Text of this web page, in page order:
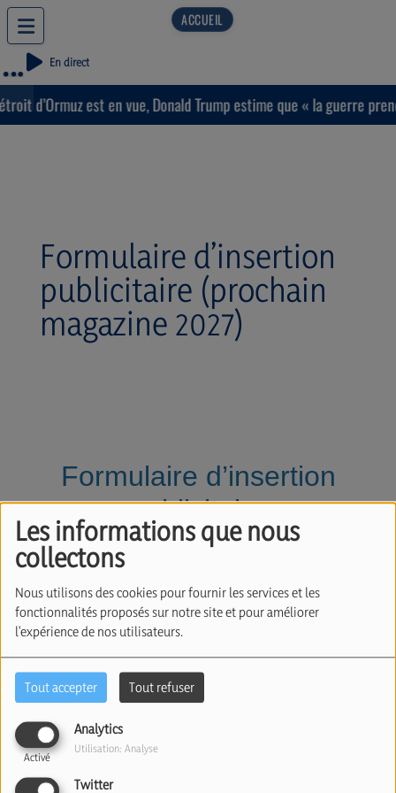
Les informations que nous
collectons
Nous utilisons des cookies pour fournir les services et les
fonctionnalités proposés sur notre site et pour améliorer
l'expérience de nos utilisateurs.
Tout accepter Tout refuser
Analytics
Activé
Utilisation: Analyse
Twitter
En direct
d’Ormuz est en vue, Donald Trump estime que « la guerre
Formulaire d’insertion
publicitaire (prochain
magazine 2027)
Formulaire d’insertion
publicitaire
En 2027, Radio Judaïca publiera un magazine
distribué lors de ses événements. Vous pouvez y
insérer une publicité pour votre entreprise ou un
message personnel.
Remplissez simplement le formulaire ci-dessous en
indiquant le type d’insertion souhaité. Nous
reprendrons contact avec vous si des informations
complémentaires sont nécessaires.